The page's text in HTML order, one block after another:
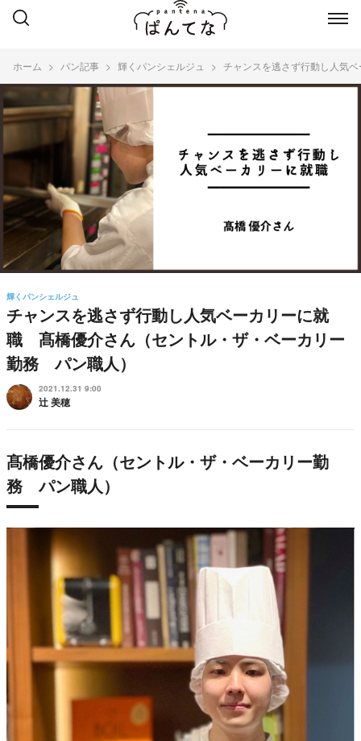
ホーム パン記事 輝くパンシェルジュ チャンスを逃さず行動し人気
輝くパンシェルジュ
チャンスを逃さず行動し人気ベーカリーに就
職 髙橋優介さん（セントル・ザ・ベーカリー
勤務 パン職人）
2021.12.31 9:00
辻 美穂
髙橋優介さん（セントル・ザ・ベーカリー勤
務 パン職人）